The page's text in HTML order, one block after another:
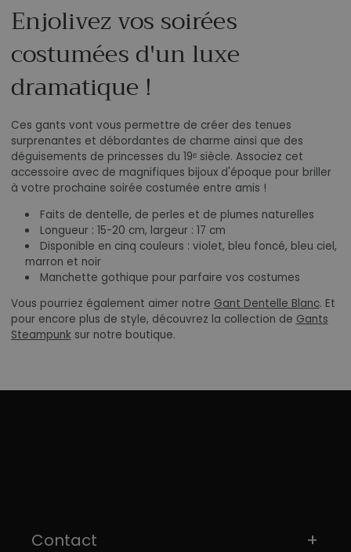
Enjolivez vos soirées
costumées d'un luxe
dramatique !
Ces gants vont vous permettre de créer des tenues
surprenantes et débordantes de charme ainsi que des
déguisements de princesses du 19ᵉ siècle. Associez cet
accessoire avec de magnifiques bijoux d'époque pour briller
à votre prochaine soirée costumée entre amis !
Faits de dentelle, de perles et de plumes naturelles
Longueur : 15-20 cm, largeur : 17 cm
Disponible en cinq couleurs : violet, bleu foncé, bleu ciel,
marron et noir
Manchette gothique pour parfaire vos costumes
Vous pourriez également aimer notre Gant Dentelle Blanc. Et
pour encore plus de style, découvrez la collection de Gants
Steampunk sur notre boutique.
Contact